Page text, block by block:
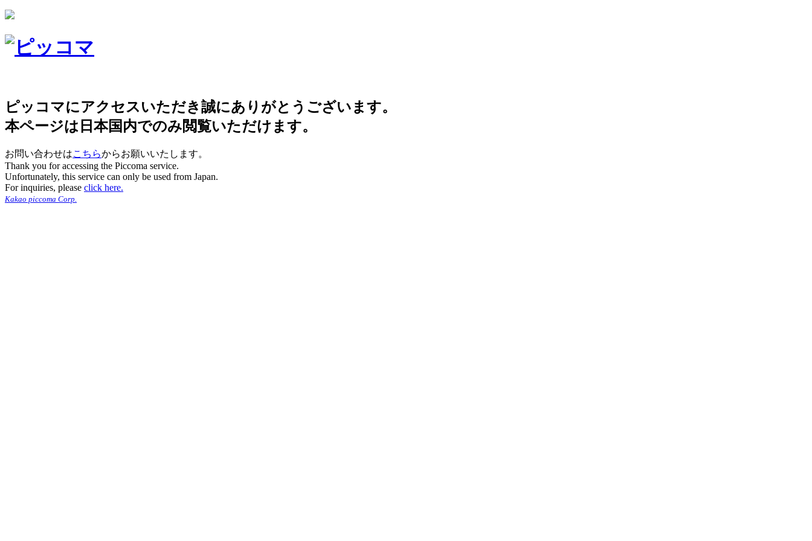
ピッコマにアクセスいただき誠にありがとうございます。
本ページは日本国内でのみ閲覧いただけます。
お問い合わせはこちらからお願いいたします。
Thank you for accessing the Piccoma service.
Unfortunately, this service can only be used from Japan.
For inquiries, please click here.
Kakao piccoma Corp.